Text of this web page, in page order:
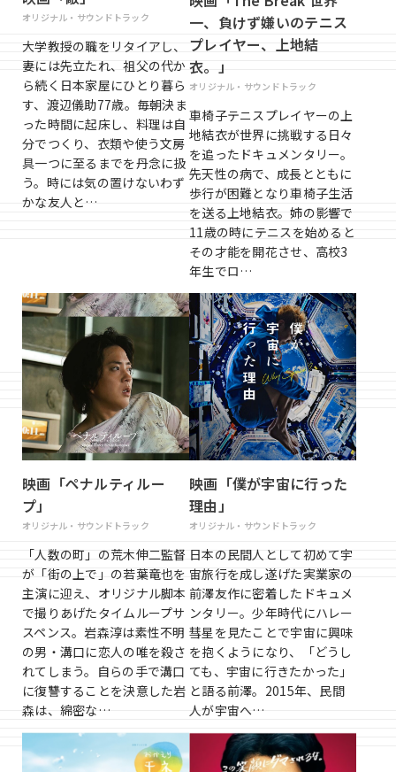
オリジナル・サウンドトラック
大学教授の職をリタイアし、
妻には先立たれ、祖父の代か
ら続く日本家屋にひとり暮ら
す、渡辺儀助77歳。毎朝決ま
った時間に起床し、料理は自
分でつくり、衣類や使う文房
具一つに至るまでを丹念に扱
う。時には気の置けないわず
かな友人と…
一、負けず嫌いのテニス
プレイヤー、上地結
衣。」
オリジナル・サウンドトラック
車椅子テニスプレイヤーの上
地結衣が世界に挑戦する日々
を追ったドキュメンタリー。
先天性の病で、成長とともに
歩行が困難となり車椅子生活
を送る上地結衣。姉の影響で
11歳の時にテニスを始めると
その才能を開花させ、高校3
年生でロ…
映画「ペナルティルー
プ」
オリジナル・サウンドトラック
「人数の町」の荒木伸二監督
が「街の上で」の若葉竜也を
主演に迎え、オリジナル脚本
で撮りあげたタイムループサ
スペンス。岩森淳は素性不明
の男・溝口に恋人の唯を殺さ
れてしまう。自らの手で溝口
に復讐することを決意した岩
森は、綿密な…
映画「僕が宇宙に行った
理由」
オリジナル・サウンドトラック
日本の民間人として初めて宇
宙旅行を成し遂げた実業家の
前澤友作に密着したドキュメ
ンタリー。少年時代にハレー
彗星を見たことで宇宙に興味
を抱くようになり、「どうし
ても、宇宙に行きたかった」
と語る前澤。2015年、民間
人が宇宙へ…